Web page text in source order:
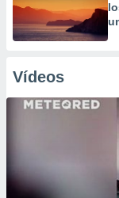
Vídeos